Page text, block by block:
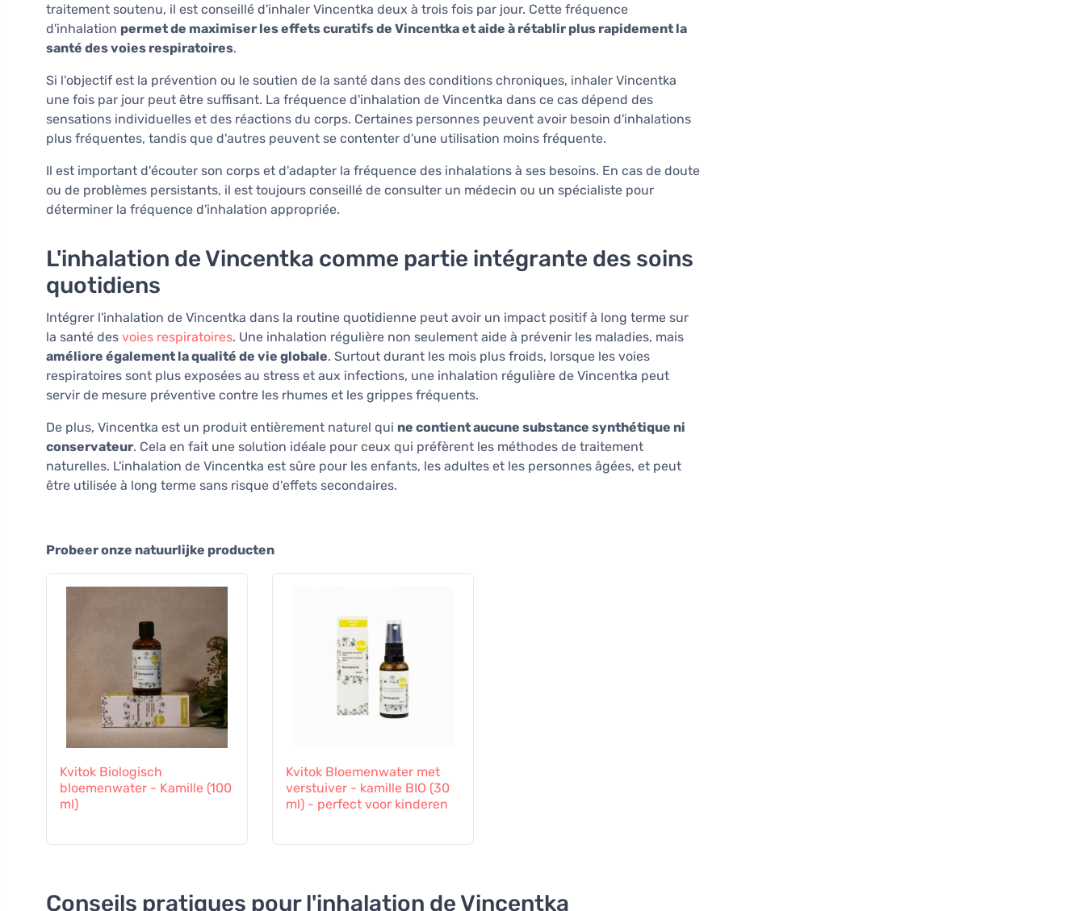
traitement soutenu, il est conseillé d'inhaler Vincentka deux à trois fois par jour. Cette fréquence
d'inhalation permet de maximiser les effets curatifs de Vincentka et aide à rétablir plus rapidement la
santé des voies respiratoires.
Si l'objectif est la prévention ou le soutien de la santé dans des conditions chroniques, inhaler Vincentka
une fois par jour peut être suffisant. La fréquence d'inhalation de Vincentka dans ce cas dépend des
sensations individuelles et des réactions du corps. Certaines personnes peuvent avoir besoin d'inhalations
plus fréquentes, tandis que d'autres peuvent se contenter d'une utilisation moins fréquente.
Il est important d'écouter son corps et d'adapter la fréquence des inhalations à ses besoins. En cas de doute
ou de problèmes persistants, il est toujours conseillé de consulter un médecin ou un spécialiste pour
déterminer la fréquence d'inhalation appropriée.
L'inhalation de Vincentka comme partie intégrante des soins
quotidiens
Intégrer l'inhalation de Vincentka dans la routine quotidienne peut avoir un impact positif à long terme sur
la santé des voies respiratoires. Une inhalation régulière non seulement aide à prévenir les maladies, mais
améliore également la qualité de vie globale. Surtout durant les mois plus froids, lorsque les voies
respiratoires sont plus exposées au stress et aux infections, une inhalation régulière de Vincentka peut
servir de mesure préventive contre les rhumes et les grippes fréquents.
De plus, Vincentka est un produit entièrement naturel qui ne contient aucune substance synthétique ni
conservateur. Cela en fait une solution idéale pour ceux qui préfèrent les méthodes de traitement
naturelles. L'inhalation de Vincentka est sûre pour les enfants, les adultes et les personnes âgées, et peut
être utilisée à long terme sans risque d'effets secondaires.
Probeer onze natuurlijke producten
Kvitok Biologisch
bloemenwater - Kamille (100
ml)
Kvitok Bloemenwater met
verstuiver - kamille BIO (30
ml) - perfect voor kinderen
Conseils pratiques pour l'inhalation de Vincentka